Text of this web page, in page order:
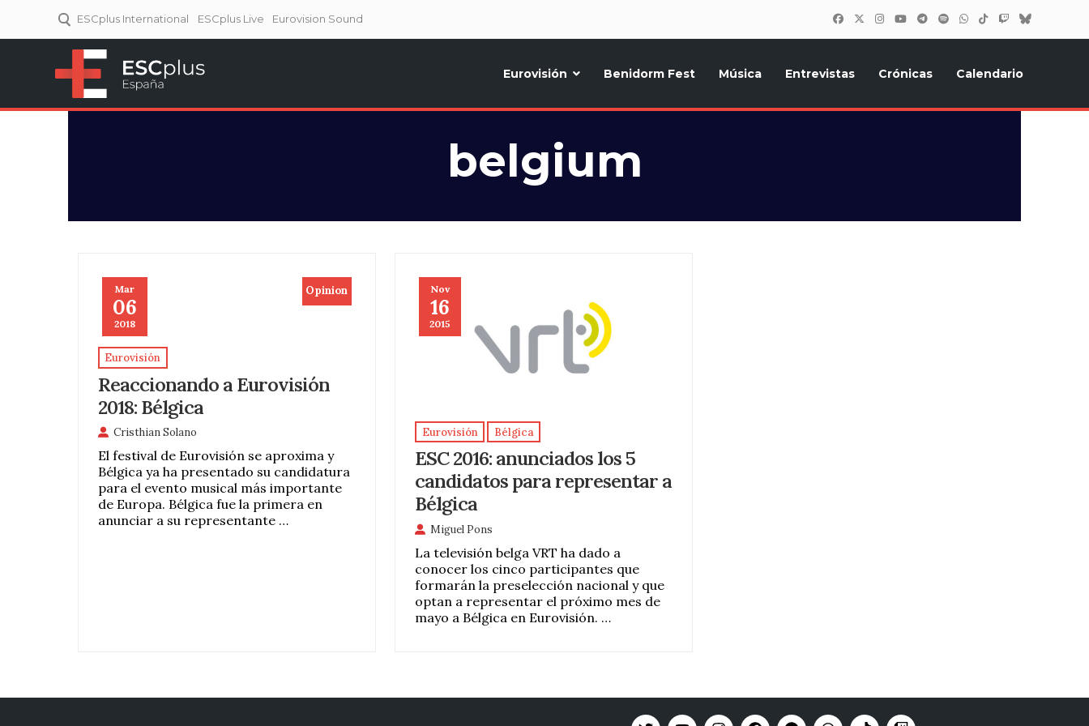
ESCplus International ESCplus Live Eurovision Sound
Eurovisión Benidorm Fest Música Entrevistas Crónicas Calendario
belgium
Mar
06
2018
Opinion
Eurovisión
Reaccionando a Eurovisión
2018: Bélgica
Cristhian Solano
El festival de Eurovisión se aproxima y
Bélgica ya ha presentado su candidatura
para el evento musical más importante
de Europa. Bélgica fue la primera en
anunciar a su representante …
Nov
16
2015
Eurovisión Bélgica
ESC 2016: anunciados los 5
candidatos para representar a
Bélgica
Miguel Pons
La televisión belga VRT ha dado a
conocer los cinco participantes que
formarán la preselección nacional y que
optan a representar el próximo mes de
mayo a Bélgica en Eurovisión. …